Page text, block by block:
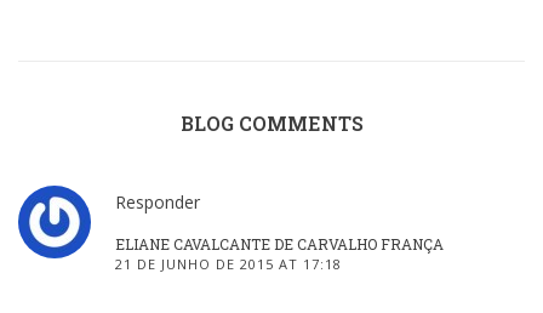
BLOG COMMENTS
Responder
ELIANE CAVALCANTE DE CARVALHO FRANÇA
21 DE JUNHO DE 2015 AT 17:18